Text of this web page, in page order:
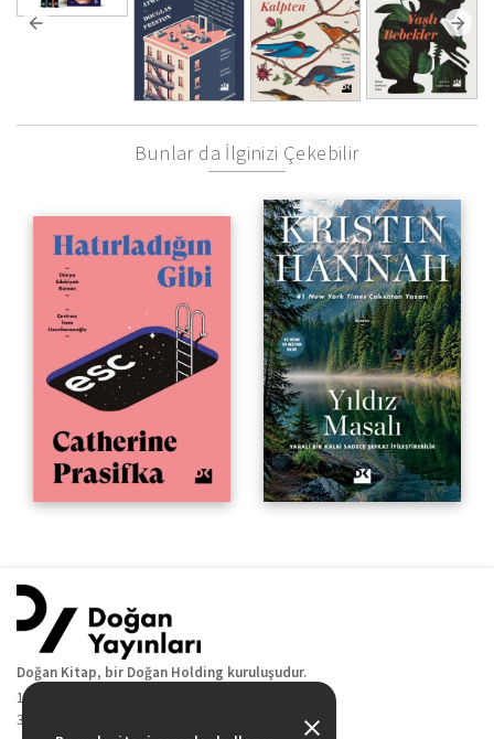
Bunlar da İlginizi Çekebilir
Doğan Kitap, bir Doğan Holding kuruluşudur.
19 Mayıs Cad. Golden Plaza No:1 Kat:10
34360 / Şişli / İstanbul